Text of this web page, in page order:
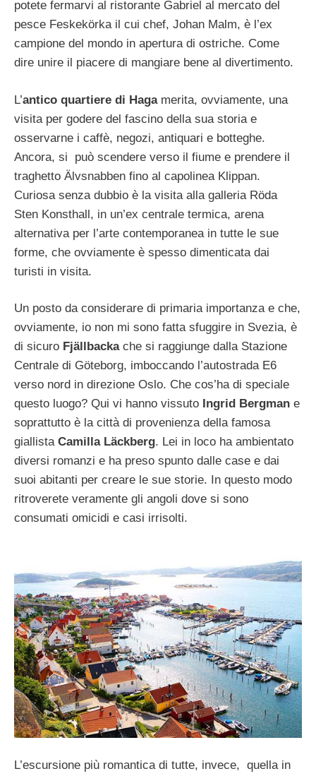
potete fermarvi al ristorante Gabriel al mercato del
pesce Feskekörka il cui chef, Johan Malm, è l’ex
campione del mondo in apertura di ostriche. Come
dire unire il piacere di mangiare bene al divertimento.
L’antico quartiere di Hagamerita, ovviamente, una
visita per godere del fascino della sua storia e
osservarne i caffè, negozi, antiquari e botteghe.
Ancora, si può scendere verso il fiume e prendere il
traghetto Älvsnabben fino al capolinea Klippan.
Curiosa senza dubbio è la visita alla galleria Röda
Sten Konsthall, in un’ex centrale termica, arena
alternativa per l’arte contemporanea in tutte le sue
forme, che ovviamente è spesso dimenticata dai
turisti in visita.
Un posto da considerare di primaria importanza e che,
ovviamente, io non mi sono fatta sfuggire in Svezia, è
di sicuro Fjällbackache si raggiunge dalla Stazione
Centrale di Göteborg, imboccando l’autostrada E6
verso nord in direzione Oslo. Che cos’ha di speciale
questo luogo? Qui vi hanno vissuto Ingrid Bergman e
soprattutto è la città di provenienza della famosa
giallista Camilla Läckberg. Lei in loco ha ambientato
diversi romanzi e ha preso spunto dalle case e dai
suoi abitanti per creare le sue storie. In questo modo
ritroverete veramente gli angoli dove si sono
consumati omicidi e casi irrisolti.
L’escursione più romantica di tutte, invece, quella in